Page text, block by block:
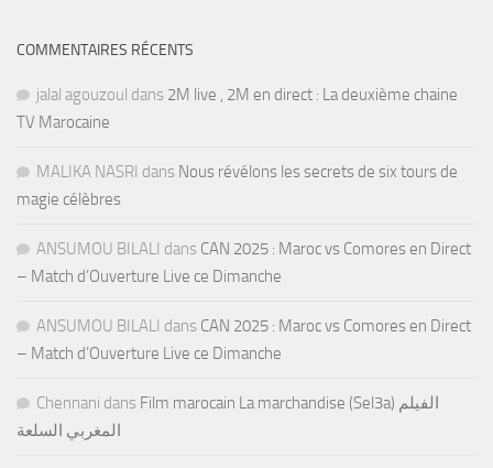
COMMENTAIRES RÉCENTS
jalal agouzoul dans 2M live , 2M en direct : La deuxième chaine
TV Marocaine
MALIKA NASRI dans Nous révélons les secrets de six tours de
magie célèbres
ANSUMOU BILALI dans CAN 2025 : Maroc vs Comores en Direct
– Match d’Ouverture Live ce Dimanche
ANSUMOU BILALI dans CAN 2025 : Maroc vs Comores en Direct
– Match d’Ouverture Live ce Dimanche
Chennani dans Film marocain La marchandise (Sel3a) الفيلم
المغربي السلعة